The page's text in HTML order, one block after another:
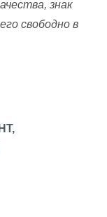
знак
свободно в